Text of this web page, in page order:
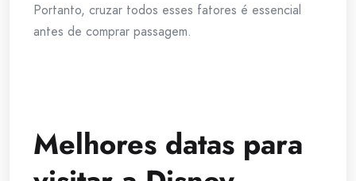
Portanto, cruzar todos esses fatores é essencial
antes de comprar passagem.
Melhores datas para